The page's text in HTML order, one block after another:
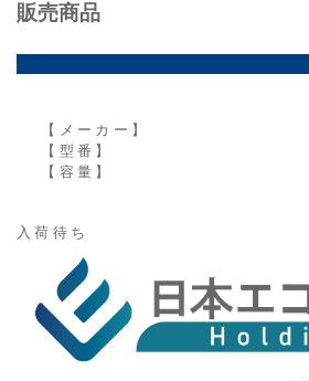
販売商品
【メーカー】
【型番】
【容量】
入荷待ち